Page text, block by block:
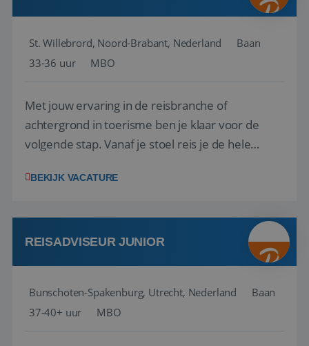
St. Willebrord, Noord-Brabant, Nederland
Baan
33-36 uur
MBO
Met jouw ervaring in de reisbranche of
achtergrond in toerisme ben je klaar voor de
volgende stap. Vanaf je stoel reis je de hele
wensen van je team, je klant en wat er in de
klanten te overtuigen om die droomreis te
boeken! ...
BEKIJK VACATURE
REISADVISEUR JUNIOR
Bunschoten-Spakenburg, Utrecht, Nederland
Baan
37-40+ uur
MBO